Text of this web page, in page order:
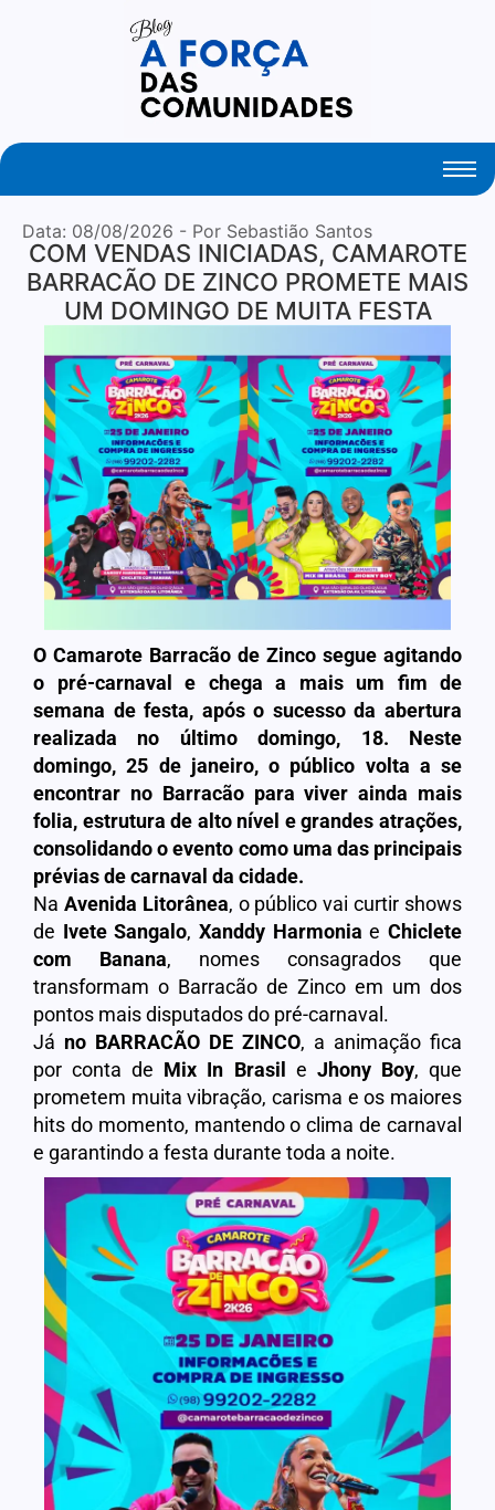
Your Daily Source of Fresh Articles
Data: 08/08/2026 - Por Sebastião Santos
COM VENDAS INICIADAS, CAMAROTE
BARRACÃO DE ZINCO PROMETE MAIS
UM DOMINGO DE MUITA FESTA
O Camarote Barracão de Zinco segue agitando
o pré-carnaval e chega a mais um fim de
semana de festa, após o sucesso da abertura
realizada no último domingo, 18. Neste
domingo, 25 de janeiro, o público volta a se
encontrar no Barracão para viver ainda mais
folia, estrutura de alto nível e grandes atrações,
consolidando o evento como uma das principais
prévias de carnaval da cidade.
Na Avenida Litorânea, o público vai curtir shows
de Ivete Sangalo,Xanddy Harmonia eChiclete
com Banana, nomes consagrados que
transformam o Barracão de Zinco em um dos
pontos mais disputados do pré-carnaval.
Já no BARRACÃO DE ZINCO, a animação fica
por conta de Mix In Brasil e Jhony Boy, que
prometem muita vibração, carisma e os maiores
hits do momento, mantendo o clima de carnaval
e garantindo a festa durante toda a noite.